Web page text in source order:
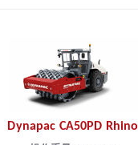
Dynapac CA50PD Rhino